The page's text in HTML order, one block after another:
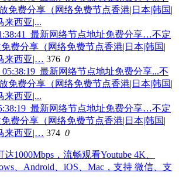
最新网络节点地址免费分享…不定
费分享（网络免费节点香港|日本|韩国|
来西亚|… 376 0
最新网络节点地址免费分享…不定
费分享（网络免费节点香港|日本|韩国|
来西亚|… 374 0